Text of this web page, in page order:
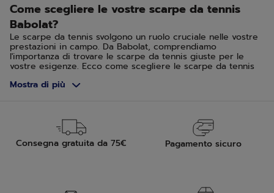
Come scegliere le vostre scarpe da tennis
Babolat?
Le scarpe da tennis svolgono un ruolo cruciale nelle vostre
prestazioni in campo. Da Babolat, comprendiamo
l'importanza di trovare le scarpe da tennis giuste per le
vostre esigenze. Ecco come scegliere le scarpe da tennis
influenzata dal tipo di superficie su cui giocate. Per i campi
duri, optate per scarpe che offrano maggiore durata e
supporto. I campi in erba e terra battuta richiedono scarpe
con una buona aderenza e capacità di scivolare in modo
Mostra di più
Consegna gratuita da 75€ Pagamento sicuro